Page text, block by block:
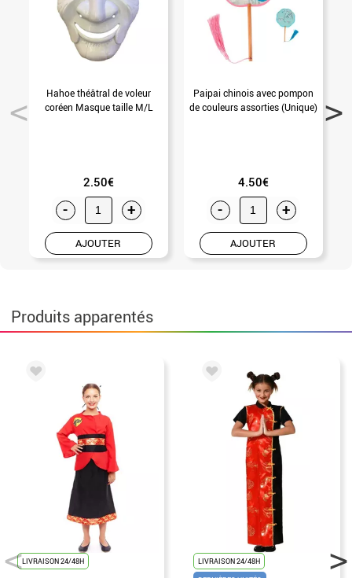
Hahoe théâtral de voleur
coréen Masque taille M/L
2.50€
- +
AJOUTER
Paipai chinois avec pompon
de couleurs assorties (Unique)
4.50€
- +
AJOUTER
Produits apparentés
LIVRAISON 24/48H
LIVRAISON 24/48H